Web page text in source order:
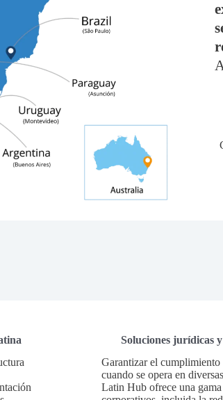
Soluciones jurídicas
Garantizar el
cuando se opera en
Latin Hub ofrece una